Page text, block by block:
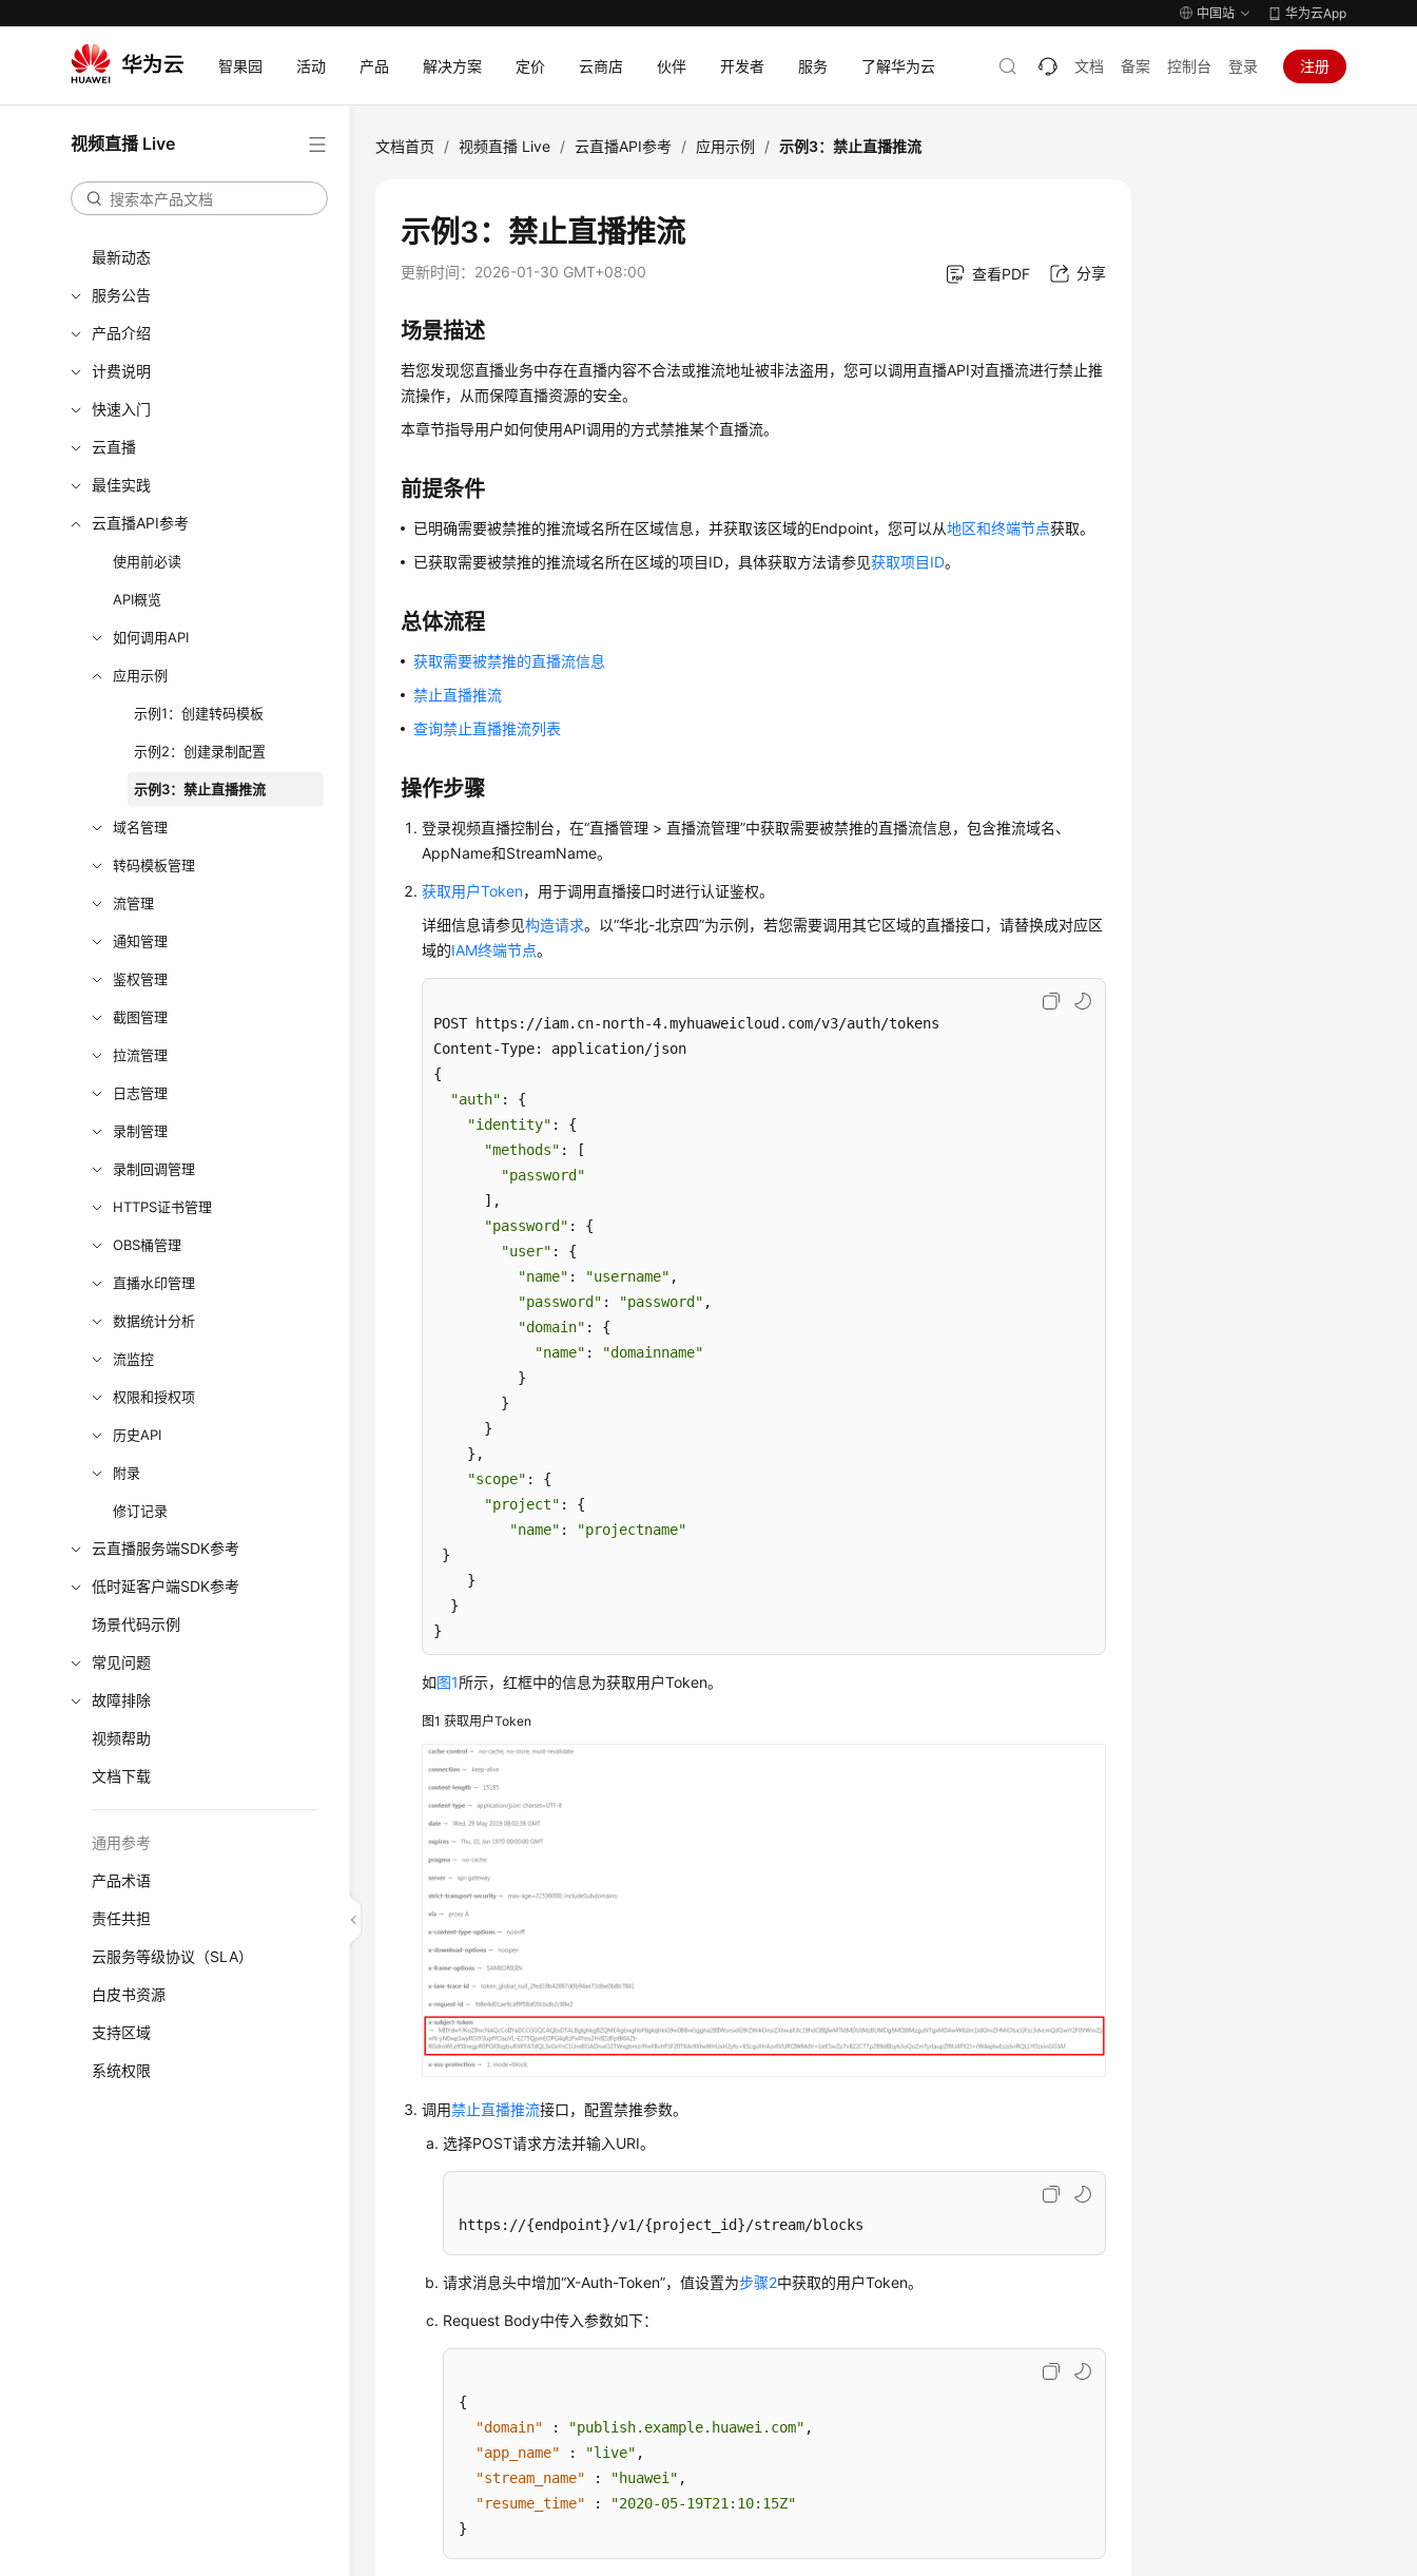
中国站 华为云App
智果园 活动 产品 解决方案 定价 云商店 伙伴 开发者 服务 了解华为云 文档 备案 控制台 登录 注册
视频直播 Live
最新动态
服务公告
产品介绍
计费说明
快速入门
云直播
最佳实践
云直播API参考
使用前必读
API概览
如何调用API
应用示例
示例1：创建转码模板
示例2：创建录制配置
示例3：禁止直播推流
域名管理
转码模板管理
流管理
通知管理
鉴权管理
截图管理
拉流管理
日志管理
录制管理
录制回调管理
HTTPS证书管理
OBS桶管理
直播水印管理
数据统计分析
流监控
权限和授权项
历史API
附录
修订记录
云直播服务端SDK参考
低时延客户端SDK参考
场景代码示例
常见问题
故障排除
视频帮助
文档下载
通用参考
产品术语
责任共担
云服务等级协议（SLA）
白皮书资源
支持区域
系统权限
文档首页 / 视频直播 Live / 云直播API参考 / 应用示例 / 示例3：禁止直播推流
示例3：禁止直播推流
更新时间： 2026-01-30 GMT+08:00 查看PDF 分享
场景描述
若您发现您直播业务中存在直播内容不合法或推流地址被非法盗用，您可以调用直播API对直播流进行禁止推
流操作，从而保障直播资源的安全。
本章节指导用户如何使用API调用的方式禁推某个直播流。
前提条件
已明确需要被禁推的推流域名所在区域信息，并获取该区域的Endpoint，您可以从地区和终端节点获取。
已获取需要被禁推的推流域名所在区域的项目ID，具体获取方法请参见获取项目ID。
总体流程
获取需要被禁推的直播流信息
禁止直播推流
查询禁止直播推流列表
操作步骤
登录视频直播控制台，在“直播管理 > 直播流管理”中获取需要被禁推的直播流信息，包含推流域名、
AppName和StreamName。
获取用户Token，用于调用直播接口时进行认证鉴权。
详细信息请参见构造请求。以“华北-北京四”为示例，若您需要调用其它区域的直播接口，请替换成对应区
域的IAM终端节点。
POST https://iam.cn-north-4.myhuaweicloud.com/v3/auth/tokens
Content-Type: application/json
{
"auth" : {
"identity" : {
"methods" : [
"password"
      ],
"password" : {
"user" : {
"name" : "username" ,
"password" : "password" ,
"domain" : {
"name" :
"domainname"
          }
        }
      }
    },
"scope" : {
"project" : {
"name" :
"projectname"
}
    }
  }
}
如图1所示，红框中的信息为获取用户Token。
图1获取用户Token
调用禁止直播推流接口，配置禁推参数。
选择POST请求方法并输入URI。
https://{endpoint}/v1/{project_id}/stream/blocks
请求消息头中增加“X-Auth-Token”，值设置为步骤2中获取的用户Token。
Request Body中传入参数如下：
{
"domain"
: "publish.example.huawei.com" ,
"app_name"
: "live" ,
"stream_name"
: "huawei" ,
"resume_time"
:
"2020-05-19T21:10:15Z"
}